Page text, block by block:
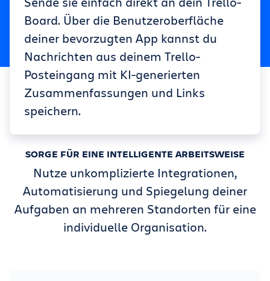
Board. Über die Benutzeroberfläche
deiner bevorzugten App kannst du
Nachrichten aus deinem Trello-
Posteingang mit KI-generierten
Zusammenfassungen und Links
speichern.
SORGE FÜR EINE INTELLIGENTE ARBEITSWEISE
Nutze unkomplizierte Integrationen,
Automatisierung und Spiegelung deiner
Aufgaben an mehreren Standorten für eine
individuelle Organisation.